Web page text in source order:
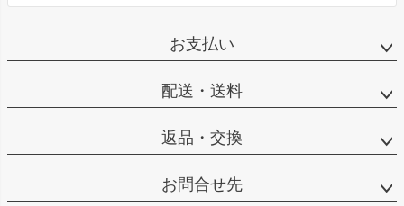
お支払い
配送・送料
返品・交換
お問合せ先